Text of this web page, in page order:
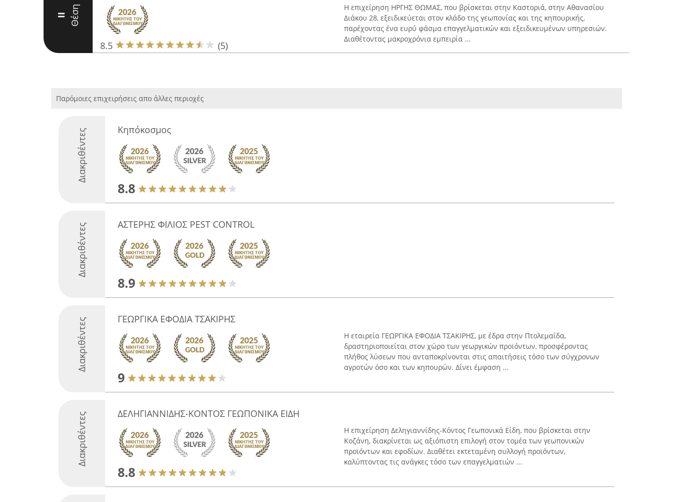
II Θέση
8.5 (5)
Η επιχείρηση ΗΡΓΗΣ ΘΩΜΑΣ, που βρίσκεται στην Καστοριά, στην Αθανασίου
Διάκου 28, εξειδικεύεται στον κλάδο της γεωπονίας και της κηπουρικής,
παρέχοντας ένα ευρύ φάσμα επαγγελματικών και εξειδικευμένων υπηρεσιών.
Διαθέτοντας μακροχρόνια εμπειρία ...
Παρόμοιες επιχειρήσεις απο άλλες περιοχές
Διακριθέντες Κηπόκοσμος
8.8
Διακριθέντες ΑΣΤΕΡΗΣ ΦΙΛΙΟΣ PEST CONTROL
8.9
Διακριθέντες ΓΕΩΡΓΙΚΑ ΕΦΟΔΙΑ ΤΣΑΚΙΡΗΣ
9
Η εταιρεία ΓΕΩΡΓΙΚΑ ΕΦΟΔΙΑ ΤΣΑΚΙΡΗΣ, με έδρα στην Πτολεμαΐδα,
δραστηριοποιείται στον χώρο των γεωργικών προϊόντων, προσφέροντας
πλήθος λύσεων που ανταποκρίνονται στις απαιτήσεις τόσο των σύγχρονων
αγροτών όσο και των κηπουρών. Δίνει έμφαση ...
Διακριθέντες ΔΕΛΗΓΙΑΝΝΙΔΗΣ-ΚΟΝΤΟΣ ΓΕΩΠΟΝΙΚΑ ΕΙΔΗ
8.8
Η επιχείρηση Δεληγιαννίδης-Κόντος Γεωπονικά Είδη, που βρίσκεται στην
Κοζάνη, διακρίνεται ως αξιόπιστη επιλογή στον τομέα των γεωπονικών
προϊόντων και εφοδίων. Διαθέτει εκτεταμένη συλλογή προϊόντων,
καλύπτοντας τις ανάγκες τόσο των επαγγελματιών ...